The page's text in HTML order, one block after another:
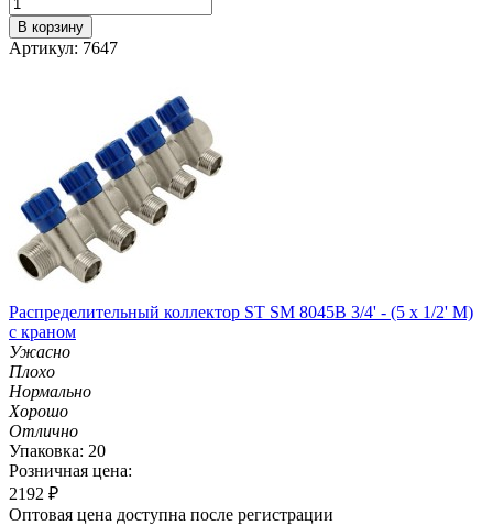
В корзину
Артикул: 7647
Распределительный коллектор ST SM 8045B 3/4' - (5 x 1/2' M)
с краном
Ужасно
Плохо
Нормально
Хорошо
Отлично
Упаковка: 20
Розничная цена:
2192 ₽
Оптовая цена доступна после регистрации